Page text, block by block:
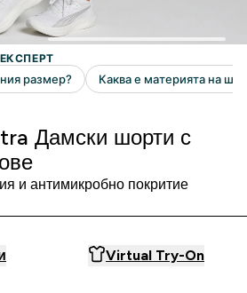
Дамски шорти с
и антимикробно покритие
Virtual Try-On